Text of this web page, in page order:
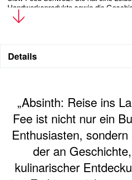
Handwerksprodukte sowie die
dahinterstehen. Bei Helvetiq hat sie
veröffentlicht.
Leidenschaft für die Fotografie
Spitzensport ausgeübt. Sie ist
Reportagen und aus dem alltäglichen
Details
„Absinth: Reise ins
Fee ist nicht nur ein
Enthusiasten,
der an
kulinarischer